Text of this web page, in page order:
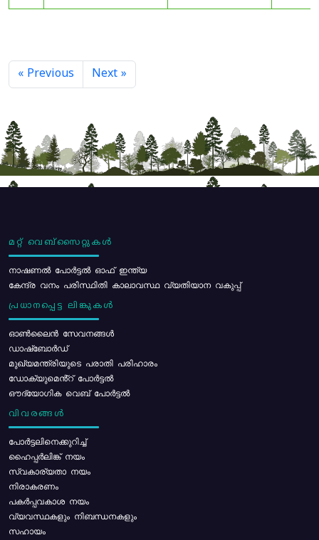
« Previous Next »
മറ്റ് വെബ്സൈറ്റുകൾ
നാഷണൽ പോർട്ടൽ ഓഫ് ഇന്ത്യ
കേന്ദ്ര വനം പരിസ്ഥിതി കാലാവസ്ഥ വ്യതിയാന വകുപ്പ്
പ്രധാനപ്പെട്ട ലിങ്കുകൾ
ഓൺലൈൻ സേവനങ്ങൾ
ഡാഷ്ബോർഡ്
മുഖ്യമന്ത്രിയുടെ പരാതി പരിഹാരം
ഡോക്യുമെൻ്റ് പോർട്ടൽ
ഔദ്യോഗിക വെബ് പോർട്ടൽ
വിവരങ്ങൾ
പോര്‍ട്ടലിനെക്കുറിച്ച്
ഹൈപ്പർലിങ്ക് നയം
സ്വകാര്യതാ നയം
നിരാകരണം
പകർപ്പവകാശ നയം
വ്യവസ്ഥകളും നിബന്ധനകളും
സഹായം